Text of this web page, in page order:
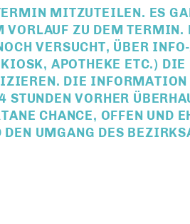
MITZUTEILEN. ES
VORLAUF ZU DEM TERMIN.
VERSUCHT, ÜBER
APOTHEKE ETC.) DIE
DIE INFORMATION
VORHER
CHANCE, OFFEN UND
DEN UMGANG DES